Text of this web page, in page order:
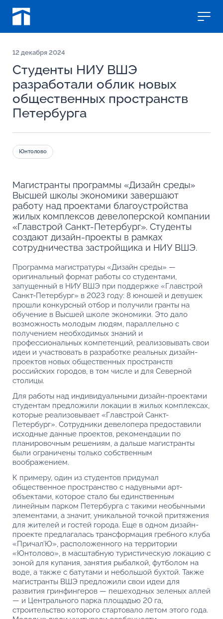
12 декабря 2024
Студенты НИУ ВШЭ
разработали облик новых
общественных пространств
Петербурга
Юнтолово
Магистранты программы «Дизайн среды»
Высшей школы экономики завершают
работу над проектами благоустройства
жилых комплексов девелоперской компании
«Главстрой Санкт-Петербург». Студенты
создают дизайн-проекты в рамках
сотрудничества застройщика и НИУ ВШЭ.
Программа магистратуры «Дизайн среды» —
оригинальный формат работы со студентами,
запущенный в НИУ ВШЭ при поддержке «Главстрой
Санкт-Петербург» в 2023 году: 8 юношей и девушек
прошли конкурсный отбор и получили гранты на
обучение в Высшей школе экономики. Это дало
возможность молодым людям, параллельно с
получением необходимых знаний и
профессиональных компетенций, реализовывать свои
идеи и участвовать в разработке реальных дизайн-
проектов новых общественных пространств
российских городов, в том числе и для Северной
столицы.
Для работы над индивидуальными дизайн-проектами
студентам предложили локации в жилых комплексах,
которые реализовывает «Главстрой Санкт-
Петербург». Сотрудники девелопера предоставили
исходные данные проектов, рекомендации по
планировочным решениям, а дальше магистранты
были ограничены только собственным
воображением.
К примеру, один из студентов придумал
общественное пространство с надувными арт-
объектами, которое стало бы единственным
линейным парком Петербурга с такими необычными
элементами, а значит, уникальной точкой притяжения
для жителей и гостей города. Еще в одном дизайн-
проекте предлагалась трансформация гребного клуба
«Причал’Ю», расположенного на территории
«Юнтолово», в масштабную туристическую локацию с
зоной для купания, занятия рыбалкой, футболом на
воде, а также с батутами и небольшой бухтой. Также
магистранты ВШЭ предложили свои идеи для
развития гринфингеров — пешеходных зеленых аллей
— и Центрального парка площадью 20 га,
строительство которого стартовало летом этого года.